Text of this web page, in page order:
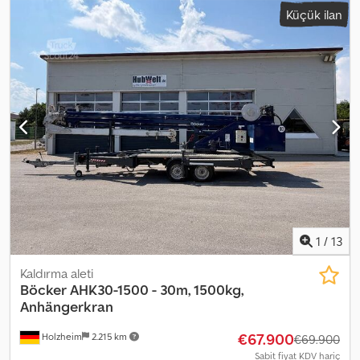
Boyutlar (U x G x Y): 1000 x 250 x 312 cm
Küçük ilan
1 / 13
Holzheim 2.215 km
Kaldırma aleti
BöckerAHK30-1500 - 30m, 1500kg,
Anhängerkran
€67.900€69.900
Sabit fiyat KDV hariç